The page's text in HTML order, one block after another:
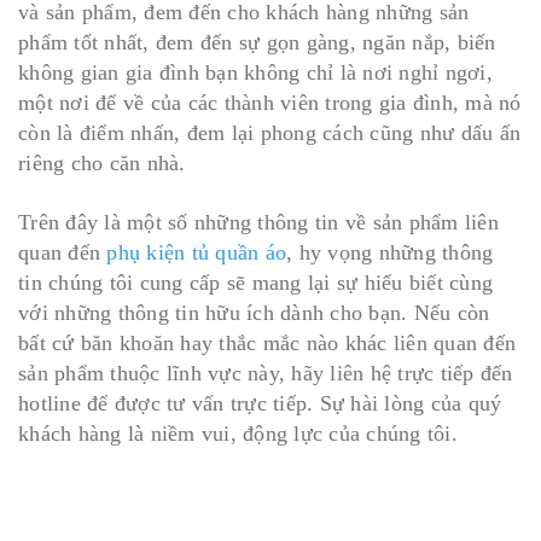
và sản phẩm, đem đến cho khách hàng những sản
phẩm tốt nhất, đem đến sự gọn gàng, ngăn nắp, biến
không gian gia đình bạn không chỉ là nơi nghỉ ngơi,
một nơi để về của các thành viên trong gia đình, mà nó
còn là điểm nhấn, đem lại phong cách cũng như dấu ấn
riêng cho căn nhà.
Trên đây là một số những thông tin về sản phẩm liên
quan đến phụ kiện tủ quần áo, hy vọng những thông
tin chúng tôi cung cấp sẽ mang lại sự hiểu biết cùng
với những thông tin hữu ích dành cho bạn. Nếu còn
bất cứ băn khoăn hay thắc mắc nào khác liên quan đến
sản phẩm thuộc lĩnh vực này, hãy liên hệ trực tiếp đến
hotline để được tư vấn trực tiếp. Sự hài lòng của quý
khách hàng là niềm vui, động lực của chúng tôi.